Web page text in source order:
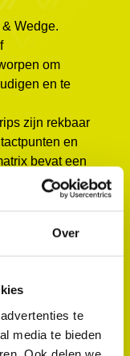
Over
te
media te bieden
Wedge.
om
en te
zijn rekbaar
en
bevat een
stevig op zijn
met de
teflontape en
dat
de
van
zone,